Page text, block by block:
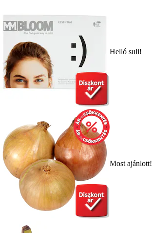
Helló suli!
Most ajánlott!